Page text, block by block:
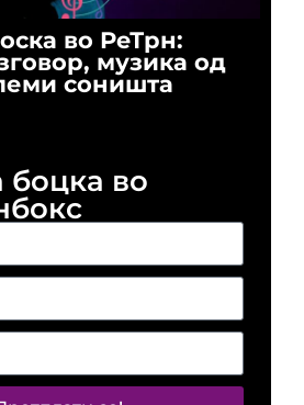
во РеТрн:
музика од
соништа
боцка во